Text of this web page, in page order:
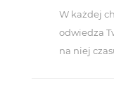
W każdej
odwiedza
na niej